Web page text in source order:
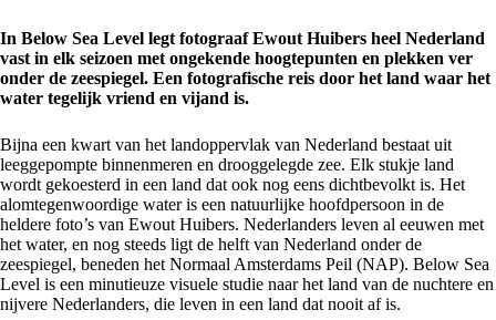
In Below Sea Level legt fotograaf Ewout Huibers heel Nederland
vast in elk seizoen met ongekende hoogtepunten en plekken ver
onder de zeespiegel. Een fotografische reis door het land waar het
water tegelijk vriend en vijand is.
Bijna een kwart van het landoppervlak van Nederland bestaat uit
leeggepompte binnenmeren en drooggelegde zee. Elk stukje land
wordt gekoesterd in een land dat ook nog eens dichtbevolkt is. Het
alomtegenwoordige water is een natuurlijke hoofdpersoon in de
heldere foto’s van Ewout Huibers. Nederlanders leven al eeuwen met
het water, en nog steeds ligt de helft van Nederland onder de
zeespiegel, beneden het Normaal Amsterdams Peil (NAP). Below Sea
Level is een minutieuze visuele studie naar het land van de nuchtere en
nijvere Nederlanders, die leven in een land dat nooit af is.